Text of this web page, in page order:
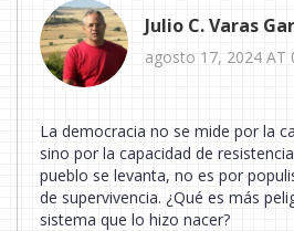
Julio C. Varas
agosto 17, 2024 AT
La democracia no se mide por la
sino por la capacidad de
pueblo se levanta, no es por
de supervivencia. ¿Qué es más
sistema que lo hizo nacer?